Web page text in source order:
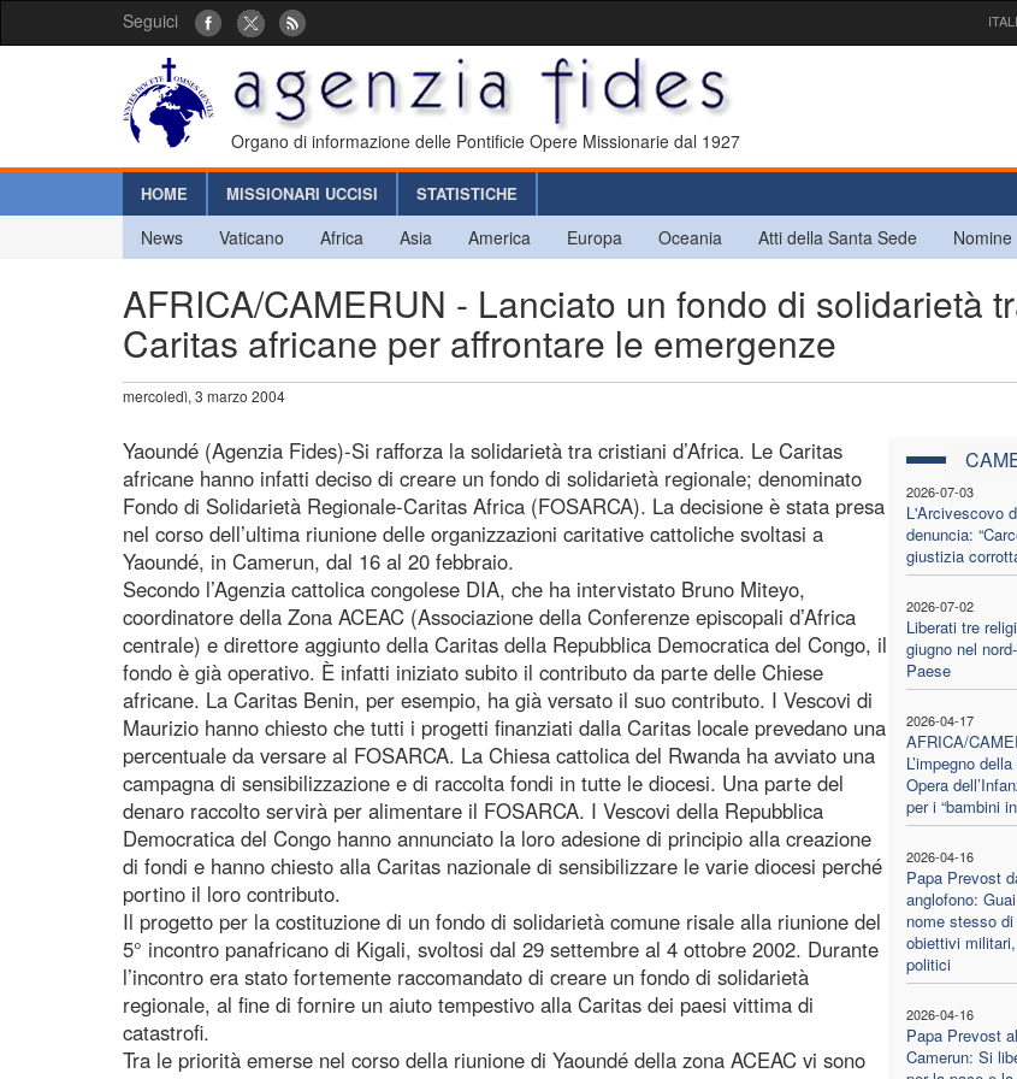
Seguici
Organo di informazione delle Pontificie Opere Missionarie dal 1927
HOME MISSIONARI UCCISI STATISTICHE
News Vaticano Africa Asia America Europa Oceania Atti della Santa Sede Nomine
AFRICA/CAMERUN - Lanciato un fondo di solidarietà
Caritas africane per affrontare le emergenze
mercoledì, 3 marzo 2004
2026-07-03
L'Arcivescovo
denuncia:
giustizia
2026-07-02
Liberati tre
giugno nel
Paese
2026-04-17
AFRICA/
L’impegno
Opera
per i “bambini
2026-04-16
Papa Prevost
anglofono:
nome stesso
obiettivi
politici
2026-04-16
Papa Prevost
Camerun: Si
Yaoundé (Agenzia Fides)-Si rafforza la solidarietà tra cristiani d’Africa. Le Caritas
africane hanno infatti deciso di creare un fondo di solidarietà regionale; denominato
Fondo di Solidarietà Regionale-Caritas Africa (FOSARCA). La decisione è stata presa
nel corso dell’ultima riunione delle organizzazioni caritative cattoliche svoltasi a
Yaoundé, in Camerun, dal 16 al 20 febbraio.
Secondo l’Agenzia cattolica congolese DIA, che ha intervistato Bruno Miteyo,
coordinatore della Zona ACEAC (Associazione della Conferenze episcopali d’Africa
centrale) e direttore aggiunto della Caritas della Repubblica Democratica del Congo, il
fondo è già operativo. È infatti iniziato subito il contributo da parte delle Chiese
africane. La Caritas Benin, per esempio, ha già versato il suo contributo. I Vescovi di
Maurizio hanno chiesto che tutti i progetti finanziati dalla Caritas locale prevedano una
percentuale da versare al FOSARCA. La Chiesa cattolica del Rwanda ha avviato una
campagna di sensibilizzazione e di raccolta fondi in tutte le diocesi. Una parte del
denaro raccolto servirà per alimentare il FOSARCA. I Vescovi della Repubblica
Democratica del Congo hanno annunciato la loro adesione di principio alla creazione
di fondi e hanno chiesto alla Caritas nazionale di sensibilizzare le varie diocesi perché
portino il loro contributo.
Il progetto per la costituzione di un fondo di solidarietà comune risale alla riunione del
5° incontro panafricano di Kigali, svoltosi dal 29 settembre al 4 ottobre 2002. Durante
l’incontro era stato fortemente raccomandato di creare un fondo di solidarietà
regionale, al fine di fornire un aiuto tempestivo alla Caritas dei paesi vittima di
catastrofi.
Tra le priorità emerse nel corso della riunione di Yaoundé della zona ACEAC vi sono